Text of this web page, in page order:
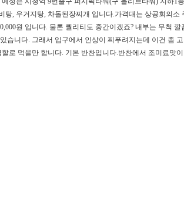
, 우거지탕, 차돌된장찌개 입니다.가격대는 상공회의소
원 입니다. 물론 퀄리티도 중간이겠죠? 내부는 무척
습니다. 그래서 입구에서 인상이 찌푸려지는데 이건 좀
로 먹을만 합니다. 기본 반찬입니다.반찬에서 조미료맛